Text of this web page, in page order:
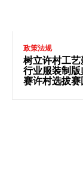
政策法规
树立许村工
行业服装制
赛许村选拔赛